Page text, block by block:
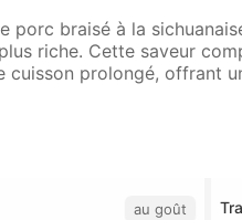
braisé à la
riche. Cette saveur
prolongé, offrant
au goût